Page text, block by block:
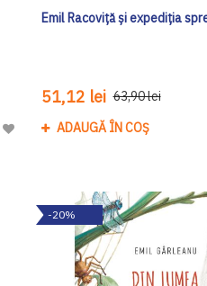
Adaugă
Dorinte
Emil Racoviță și expediția
51,12 lei 63,90 lei
ADAUGĂ ÎN COȘ
-20%